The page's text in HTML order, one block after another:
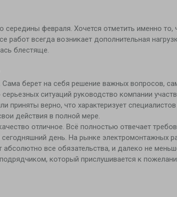
февраля. Хочется отметить именно то,
работ всегда возникает дополнительная
блестяще.
берет на себя решение важных вопросов,
ситуаций руководство компании
верно, что характеризует
действия в полной мере.
отличное. Всё полностью отвечает
день. На рынке электромонтажных
все обязательства, и далеко не
который прислушивается к